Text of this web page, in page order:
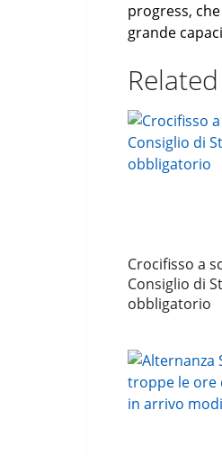
progress,
grande
Crocifisso a
Consiglio di
obbligatorio